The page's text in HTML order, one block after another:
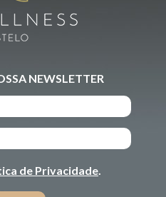
NEWSLETTER
de Privacidade.